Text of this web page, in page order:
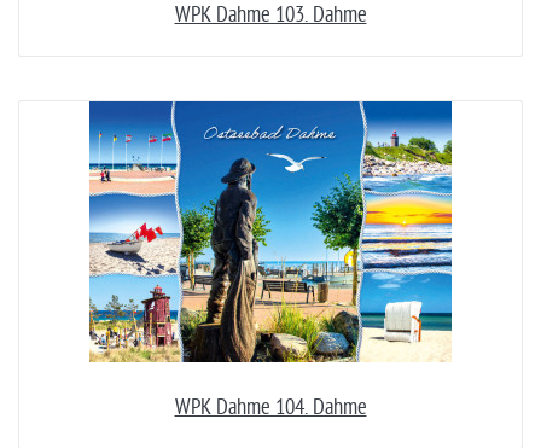
WPK Dahme 103. Dahme
WPK Dahme 104. Dahme